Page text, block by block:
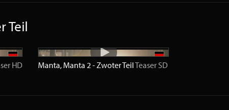
Teil
HD Manta, Manta 2 - Zwoter TeilTeaser SD